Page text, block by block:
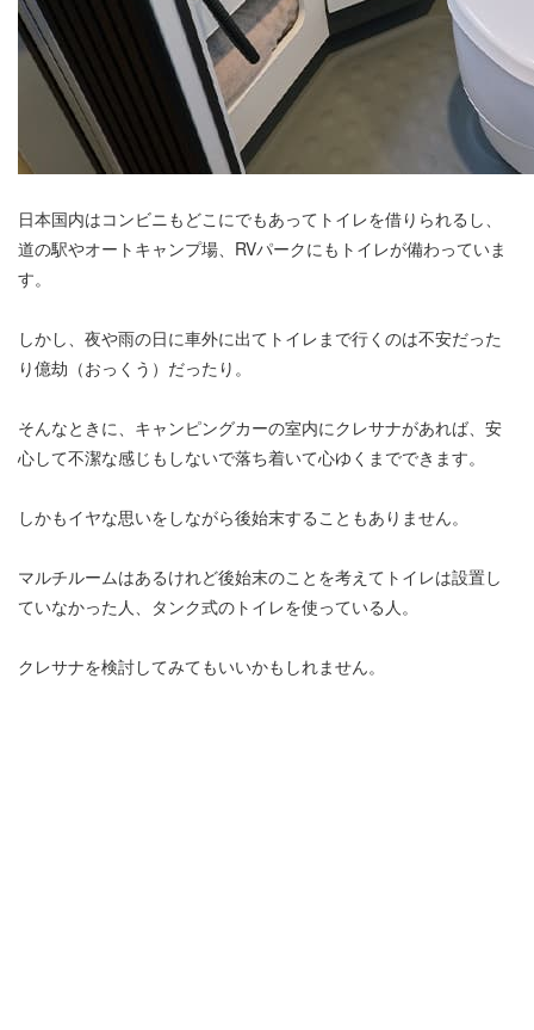
日本国内はコンビニもどこにでもあってトイレを借りられるし、
道の駅やオートキャンプ場、RVパークにもトイレが備わっていま
す。
しかし、夜や雨の日に車外に出てトイレまで行くのは不安だった
り億劫（おっくう）だったり。
そんなときに、キャンピングカーの室内にクレサナがあれば、安
心して不潔な感じもしないで落ち着いて心ゆくまでできます。
しかもイヤな思いをしながら後始末することもありません。
マルチルームはあるけれど後始末のことを考えてトイレは設置し
ていなかった人、タンク式のトイレを使っている人。
クレサナを検討してみてもいいかもしれません。